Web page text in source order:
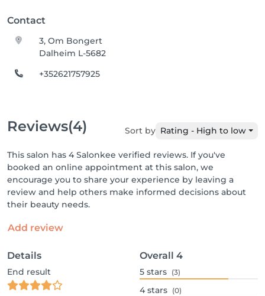
Contact
3, Om Bongert
Dalheim L-5682
+352621757925
Reviews(4) Sort by Rating - High to low
This salon has 4 Salonkee verified reviews. If you've
booked an online appointment at this salon, we
encourage you to share your experience by leaving a
review and help others make informed decisions about
their beauty needs.
Add review
Details
End result
Overall 4
5 stars (3)
4 stars (0)